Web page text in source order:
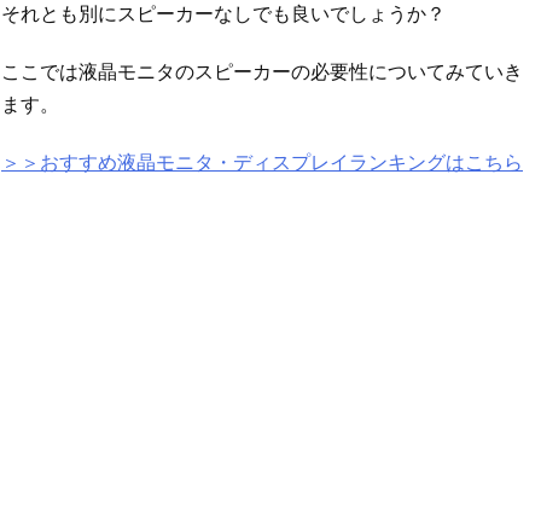
それとも別にスピーカーなしでも良いでしょうか？
ここでは液晶モニタのスピーカーの必要性についてみていき
ます。
＞＞おすすめ液晶モニタ・ディスプレイランキングはこちら